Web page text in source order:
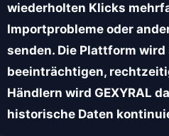
wiederholten Klicks
Importprobleme oder
senden. Die Plattform
beeinträchtigen,
Händlern wird GEXYRAL
historische Daten